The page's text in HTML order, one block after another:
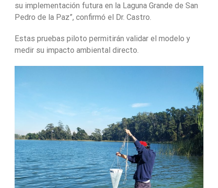
su implementación futura en la Laguna Grande de San
Pedro de la Paz”, confirmó el Dr. Castro.
Estas pruebas piloto permitirán validar el modelo y
medir su impacto ambiental directo.